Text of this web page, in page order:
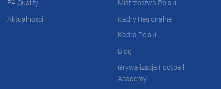
FA Quality
Aktualności
Mistrzostwa Polski
Kadry Regionalne
Kadra Polski
Blog
Grywalizacja Football
Academy